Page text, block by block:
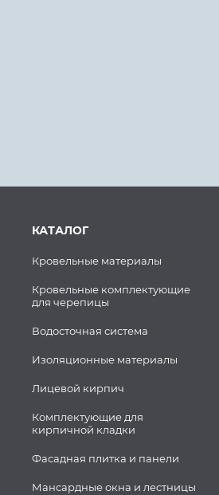
КАТАЛОГ
Кровельные материалы
Кровельные комплектующие
для черепицы
Водосточная система
Изоляционные материалы
Лицевой кирпич
Комплектующие для
кирпичной кладки
Фасадная плитка и панели
Мансардные окна и лестницы